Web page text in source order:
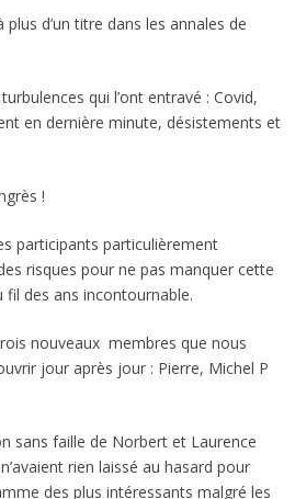
d’un titre dans les annales de
qui l’ont entravé : Covid,
en dernière minute, désistements et
!
participants particulièrement
risques pour ne pas manquer cette
des ans incontournable.
nouveaux membres que nous
jour après jour : Pierre, Michel P
sans faille de Norbert et Laurence
rien laissé au hasard pour
des plus intéressants malgré les